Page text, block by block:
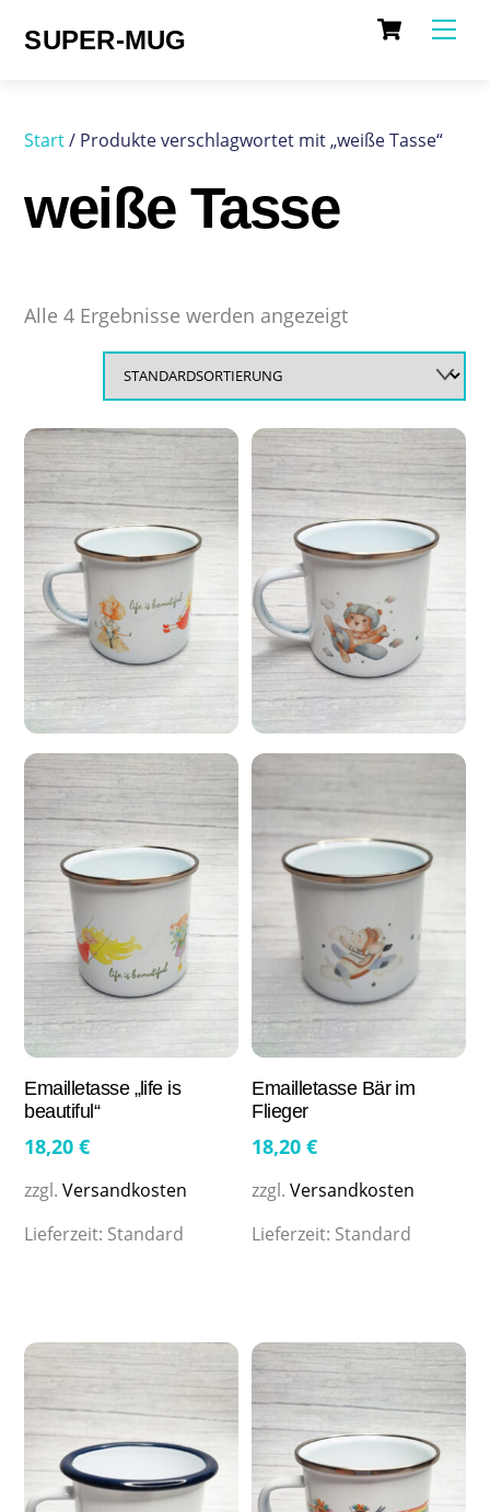
Cart
SUPER-MUG
Start/ Produkte verschlagwortet mit „weiße Tasse“
weiße Tasse
Alle 4 Ergebnisse werden angezeigt
Emailletasse „life is
beautiful“
18,20€
zzgl.Versandkosten
Lieferzeit: Standard
Emailletasse Bär im
Flieger
18,20€
zzgl.Versandkosten
Lieferzeit: Standard